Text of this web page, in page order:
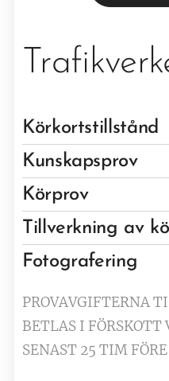
Körkortstillstånd
Kunskapsprov
Körprov
Tillverkning av
Fotografering
PROVAVGIFTERNA
BETLAS I FÖRSKOTT
SENAST 25 TIM